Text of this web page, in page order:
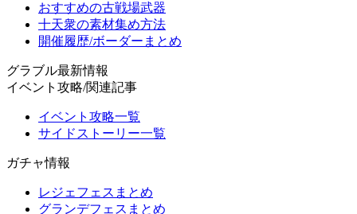
おすすめの古戦場武器
十天衆の素材集め方法
開催履歴/ボーダーまとめ
グラブル最新情報
イベント攻略/関連記事
イベント攻略一覧
サイドストーリー一覧
ガチャ情報
レジェフェスまとめ
グランデフェスまとめ